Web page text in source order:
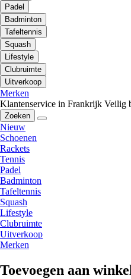
Padel
Badminton
Tafeltennis
Squash
Lifestyle
Clubruimte
Uitverkoop
Merken
Klantenservice in Frankrijk Veilig
Zoeken
Nieuw
Schoenen
Rackets
Tennis
Padel
Badminton
Tafeltennis
Squash
Lifestyle
Clubruimte
Uitverkoop
Merken
Toevoegen aan